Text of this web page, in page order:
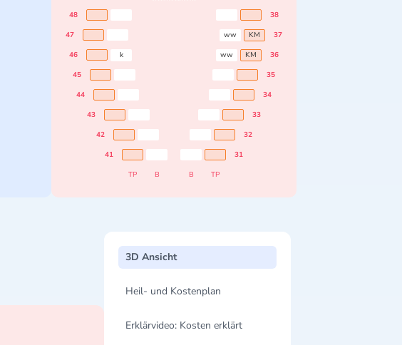
48
38
47
ww KM
37
46
k ww KM
36
45
35
44
34
43
33
42
32
41
31
TP
B B TP
3D Ansicht
Heil- und Kostenplan
Erklärvideo: Kosten erklärt